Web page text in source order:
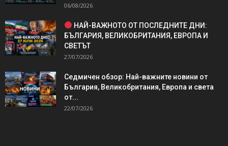
06/08/2026
НАЙ-ВАЖНОТО ОТ ПОСЛЕДНИТЕ ДНИ:
БЪЛГАРИЯ, ВЕЛИКОБРИТАНИЯ, ЕВРОПА И
СВЕТЪТ
27/07/2026
Седмичен обзор: Най-важните новини от
България, Великобритания, Европа и света
от...
22/07/2026